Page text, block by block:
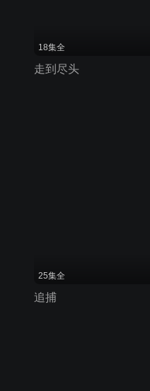
18集全
走到尽头
25集全
追捕